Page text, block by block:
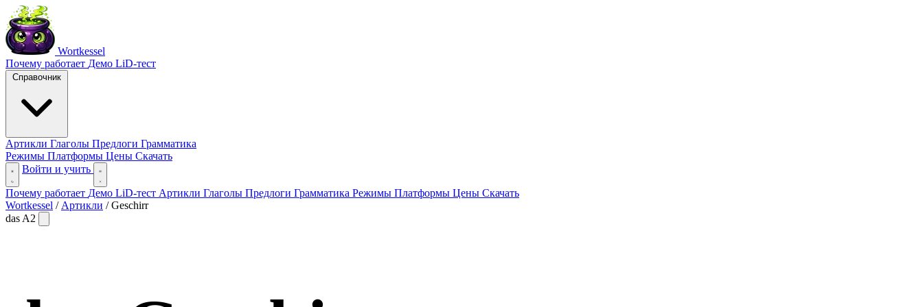
Wortkessel
Почему работает Демо LiD-тест
Справочник
Артикли Глаголы Предлоги Грамматика
Режимы Платформы Цены Скачать
Войти и учить
Почему работает Демо LiD-тест Артикли Глаголы Предлоги Грамматика Режимы Платформы Цены Скачать
Wortkessel / Артикли / Geschirr
das A2